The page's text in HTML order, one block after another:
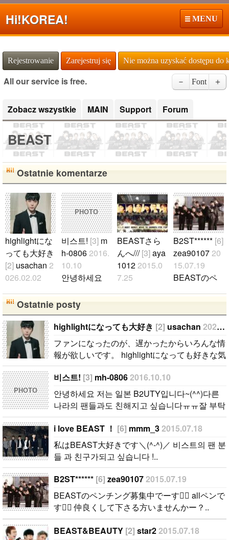
Hi!KOREA! MENU
Rejestrowanie Zarejestruj się Nie można uzyskać dostępu do
All our service is free. － Font ＋
Zobacz wszystkie MAIN Support Forum
BEAST
Ostatnie komentarze
highlightにな
っても大好き
[2] usachan 2
026.02.02
たのが、遅か
ったからいろ
んな情報が欲
しいです。 hi
ghlightになっ
ても好きな気
持ちは変わり
ません。 メ
ンバー全員が
大好きです
が、一番大好
きなのはジュ
ンヒョンで
す。 彼らの
ことたくさん
知りたいで
す。..
PHOTO
비스트! [3]m
h-0806 2016.
10.10
안녕하세요
UTY입니다~
(^^)다른 나라
의 팬들과도
친해지고 싶
습니다ㅠㅠ잘
부탁 드립니
다~ㅋㅋㅋ..
BEASTさら
んへ///[3]aya
1012 2015.0
7.25
ジュン寄りall
pen☆ チング
募集してます
（＾ｐ＾*
*）..
B2ST****** [6]
zea90107 20
15.07.19
BEASTのペ
llペンです
仲良くして下
さる方いませ
んかー？..
Ostatnie posty
highlightになっても大好き [2] usachan 2026.02.02
ファンになったのが、遅かったからいろんな情
報が欲しいです。 highlightになっても好きな気
持ちは変わりません。 メンバー全員が大好き
ですが、一番大好きなのはジュンヒョンです。
彼らのことたくさん知りたいです。..
PHOTO
비스트! [3] mh-08062016.10.10
안녕하세요 저는 일본 B2UTY입니다~(^^)다른
나라의 팬들과도 친해지고 싶습니다ㅠㅠ잘 부탁
드립니다~ㅋㅋㅋ..
i love BEAST ！ [6] mmm_32015.07.18
私はBEAST大好きです＼(^-^)／ 비스트의 팬 분
들 과 친구가되고 싶습니다 !..
B2ST****** [6] zea901072015.07.19
BEASTのペンチング募集中でーす allペンで
す 仲良くして下さる方いませんかー？..
BEAST&BEAUTY [2] star2 2015.07.18